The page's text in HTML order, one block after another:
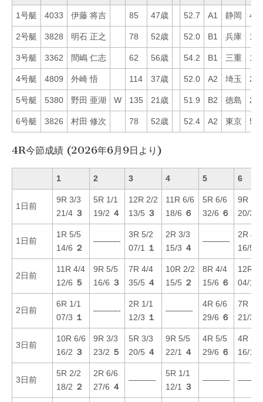
1号艇 4033 伊藤 将吉 85 47歳 52.7 A1 静岡 48
2号艇 3828 明石 正之 78 52歳 52.0 B1 兵庫 17
3号艇 3362 間嶋 仁志 62 56歳 54.2 B1 三重 13
4号艇 4809 外崎 悟 114 37歳 52.0 A2 埼玉 23
5号艇 5380 野田 亜湖 W 135 21歳 51.9 B2 徳島 20
6号艇 3826 村田 修次 78 52歳 52.4 A2 東京 52
4R今節成績 (2026年6月9日より)
1 2 3 4 5 6
1日前
9R 3/3
21/4 ３
5R 1/1
19/2 ４
12R 2/2
13/5 ３
11R 6/6
18/6 ６
5R 6/6
32/6 ６
9R 2/2
20/3
1日前
1R 5/5
14/6 ２
———-
3R 5/2
07/1
１
2R 3/3
15/3 ４
———-
2R 4/4
16/5
2日前
11R 4/4
12/6 ５
9R 5/5
16/6 ３
7R 4/4
35/5 ４
10R 2/2
15/5 ２
8R 4/4
15/6 ６
12R
04/1
2日前
6R 1/1
07/3 １
———-
2R 1/1
12/3 １
———-
4R 6/6
29/6 ６
7R 1/1
21/3
3日前
10R 6/6
16/2 ３
9R 3/3
23/2 ５
5R 3/3
20/5 ４
9R 5/5
22/1
４
4R 5/5
29/6 ６
4R 3/3
16/1
3日前
5R 2/2
18/2 ２
2R 6/6
27/6 ４
———-
5R 1/1
12/1
３
———-